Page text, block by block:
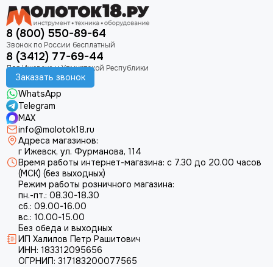
8 (800) 550-89-64
8 (3412) 77-69-44
Заказать звонок
WhatsApp
Telegram
MAX
info@molotok18.ru
Адреса магазинов:
г Ижевск, ул. Фурманова, 114
Время работы интернет-магазина: с 7.30 до 20.00 часов
(МСК) (без выходных)
Режим работы розничного магазина:
пн.-пт.: 08.30-18.30
сб.: 09.00-16.00
вс.: 10.00-15.00
Без обеда и выходных
ИП Халилов Петр Рашитович
ИНН: 183312095656
ОГРНИП: 317183200077565